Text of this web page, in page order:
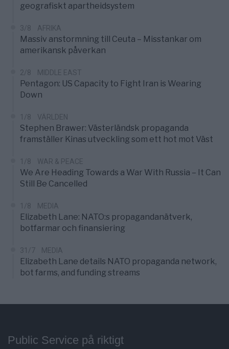
geografiskt apartheidsystem
3/8 AFRIKA
Massiv anstormning till Ceuta – Misstankar om
amerikansk påverkan
2/8 MIDDLE EAST
Pentagon: US Capacity to Fight Iran is Wearing
Down
1/8 VÄRLDEN
Stephen Brawer: Västerländsk propaganda
framställer Kinas utveckling som ett hot mot Väst
1/8 WAR & PEACE
We Are Heading Towards a War With Russia – It Can
Still Be Cancelled
1/8 MEDIA
Elizabeth Lane: NATO:s propagandanätverk,
botfarmar och finansiering
31/7 MEDIA
Elizabeth Lane details NATO propaganda network,
bot farms, and funding streams
Public Service på riktigt